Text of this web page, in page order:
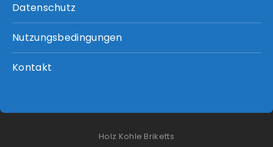
Datenschutz
Nutzungsbedingungen
Kontakt
Holz Kohle Briketts